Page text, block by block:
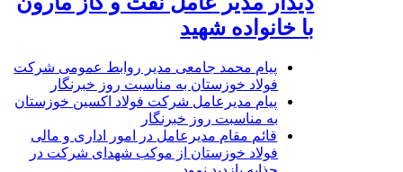
با خانواده شهید
پیام محمد جامعی مدیر روابط عمومی شرکت
فولاد خوزستان به مناسبت روز خبرنگار
پیام مدیرعامل شرکت فولاد اکسین خوزستان
به مناسبت روز خبرنگار
قائم مقام مدیرعامل در امور اداری و مالی
فولاد خوزستان از موکب شهدای شرکت در